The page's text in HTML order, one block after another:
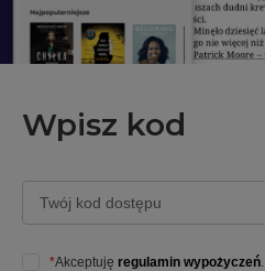
Wpisz kod
Twój kod dostępu
*Akceptuję regulamin wypożyczeń.